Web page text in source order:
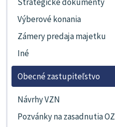
Výberové konania
Zámery predaja majetku
Iné
Obecné zastupiteľstvo
Návrhy VZN
Pozvánky na zasadnutia OZ